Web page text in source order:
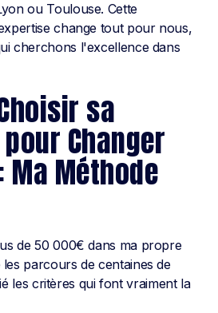
ou Toulouse. Cette
change tout pour nous,
cherchons l'excellence dans
sa
Changer
Méthode
de 50 000€ dans ma propre
parcours de centaines de
les critères qui font vraiment la